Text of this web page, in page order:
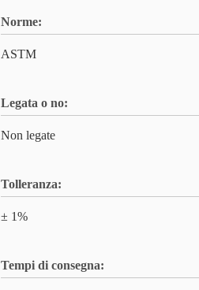
Norme:
ASTM
Legata o no:
Non legate
Tolleranza:
± 1%
Tempi di consegna: